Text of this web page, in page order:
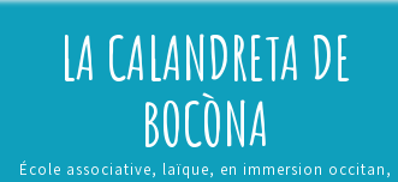
LA CALANDRETA DE
BOCÒNA
École associative, laïque, en immersion occitan,